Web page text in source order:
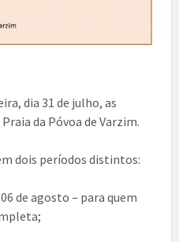
dia 31 de julho, as
da Póvoa de Varzim.
dois períodos distintos:
de agosto – para quem